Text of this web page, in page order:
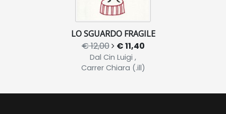
LO SGUARDO FRAGILE
€ 12,00 € 11,40
Dal Cin Luigi ,
Carrer Chiara (.ill)